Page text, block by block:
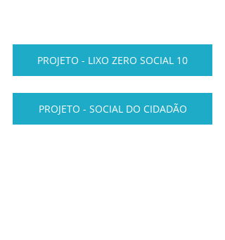
PROJETO - LIXO ZERO SOCIAL 10
PROJETO - SOCIAL DO CIDADÃO